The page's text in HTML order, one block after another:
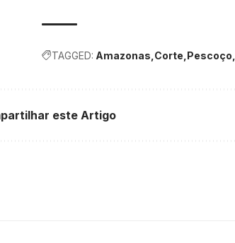
TAGGED: Amazonas Corte Pescoço
este Artigo